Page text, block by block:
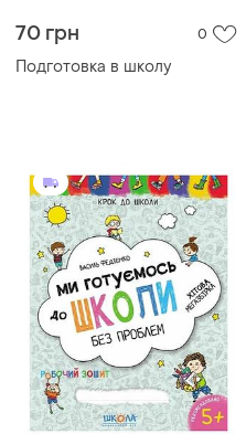
70 грн 0
Подготовка в школу